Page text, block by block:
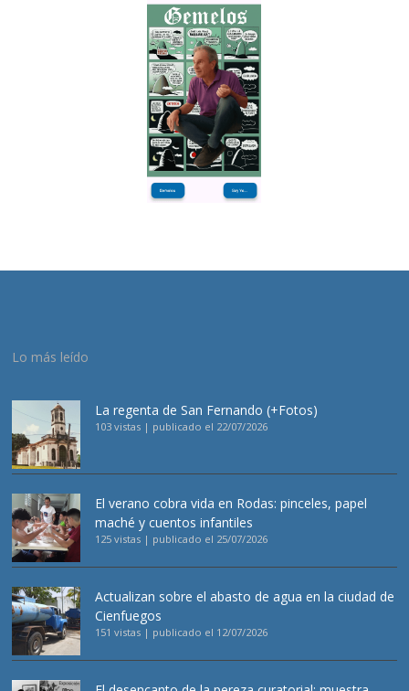
Lo más leído
La regenta de San Fernando (+Fotos)
103 vistas | publicado el 22/07/2026
El verano cobra vida en Rodas: pinceles, papel
maché y cuentos infantiles
125 vistas | publicado el 25/07/2026
Actualizan sobre el abasto de agua en la ciudad de
Cienfuegos
151 vistas | publicado el 12/07/2026